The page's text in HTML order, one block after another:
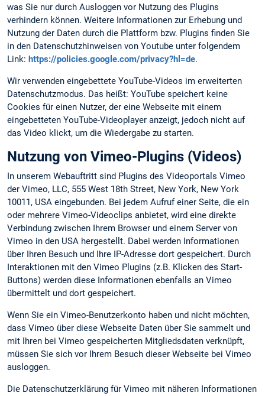
was Sie nur durch Ausloggen vor Nutzung des Plugins
verhindern können. Weitere Informationen zur Erhebung und
Nutzung der Daten durch die Plattform bzw. Plugins finden Sie
in den Datenschutzhinweisen von Youtube unter folgendem
Link: https://policies.google.com/privacy?hl=de.
Wir verwenden eingebettete YouTube-Videos im erweiterten
Datenschutzmodus. Das heißt: YouTube speichert keine
Cookies für einen Nutzer, der eine Webseite mit einem
eingebetteten YouTube-Videoplayer anzeigt, jedoch nicht auf
das Video klickt, um die Wiedergabe zu starten.
Nutzung von Vimeo-Plugins (Videos)
In unserem Webauftritt sind Plugins des Videoportals Vimeo
der Vimeo, LLC, 555 West 18th Street, New York, New York
10011, USA eingebunden. Bei jedem Aufruf einer Seite, die ein
oder mehrere Vimeo-Videoclips anbietet, wird eine direkte
Verbindung zwischen Ihrem Browser und einem Server von
Vimeo in den USA hergestellt. Dabei werden Informationen
über Ihren Besuch und Ihre IP-Adresse dort gespeichert. Durch
Interaktionen mit den Vimeo Plugins (z.B. Klicken des Start-
Buttons) werden diese Informationen ebenfalls an Vimeo
übermittelt und dort gespeichert.
Wenn Sie ein Vimeo-Benutzerkonto haben und nicht möchten,
dass Vimeo über diese Webseite Daten über Sie sammelt und
mit Ihren bei Vimeo gespeicherten Mitgliedsdaten verknüpft,
müssen Sie sich vor Ihrem Besuch dieser Webseite bei Vimeo
ausloggen.
Die Datenschutzerklärung für Vimeo mit näheren Informationen